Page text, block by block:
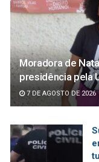
Moradora de
presidência pela
7 DE AGOSTO DE 2026